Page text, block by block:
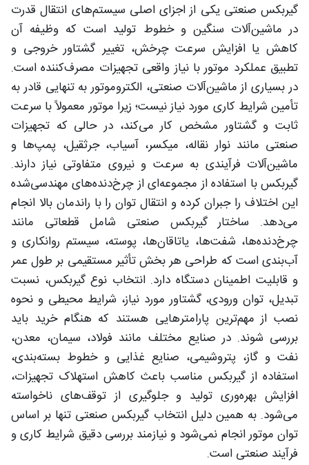
گیربکس صنعتی یکی از اجزای اصلی سیستم‌های انتقال قدرت
در ماشین‌آلات سنگین و خطوط تولید است که وظیفه آن
کاهش یا افزایش سرعت چرخش، تغییر گشتاور خروجی و
تطبیق عملکرد موتور با نیاز واقعی تجهیزات مصرف‌کننده است.
در بسیاری از ماشین‌آلات صنعتی، الکتروموتور به تنهایی قادر به
تأمین شرایط کاری مورد نیاز نیست؛ زیرا موتور معمولاً با سرعت
ثابت و گشتاور مشخص کار می‌کند، در حالی که تجهیزات
صنعتی مانند نوار نقاله، میکسر، آسیاب، جرثقیل، پمپ‌ها و
ماشین‌آلات فرآیندی به سرعت و نیروی متفاوتی نیاز دارند.
گیربکس با استفاده از مجموعه‌ای از چرخ‌دنده‌های مهندسی‌شده
این اختلاف را جبران کرده و انتقال توان را با راندمان بالا انجام
می‌دهد. ساختار گیربکس صنعتی شامل قطعاتی مانند
چرخ‌دنده‌ها، شفت‌ها، یاتاقان‌ها، پوسته، سیستم روانکاری و
آب‌بندی است که طراحی هر بخش تأثیر مستقیمی بر طول عمر
و قابلیت اطمینان دستگاه دارد. انتخاب نوع گیربکس، نسبت
تبدیل، توان ورودی، گشتاور مورد نیاز، شرایط محیطی و نحوه
نصب از مهم‌ترین پارامترهایی هستند که هنگام خرید باید
بررسی شوند. در صنایع مختلف مانند فولاد، سیمان، معدن،
نفت و گاز، پتروشیمی، صنایع غذایی و خطوط بسته‌بندی،
استفاده از گیربکس مناسب باعث کاهش استهلاک تجهیزات،
افزایش بهره‌وری تولید و جلوگیری از توقف‌های ناخواسته
می‌شود. به همین دلیل انتخاب گیربکس صنعتی تنها بر اساس
توان موتور انجام نمی‌شود و نیازمند بررسی دقیق شرایط کاری و
فرآیند صنعتی است.